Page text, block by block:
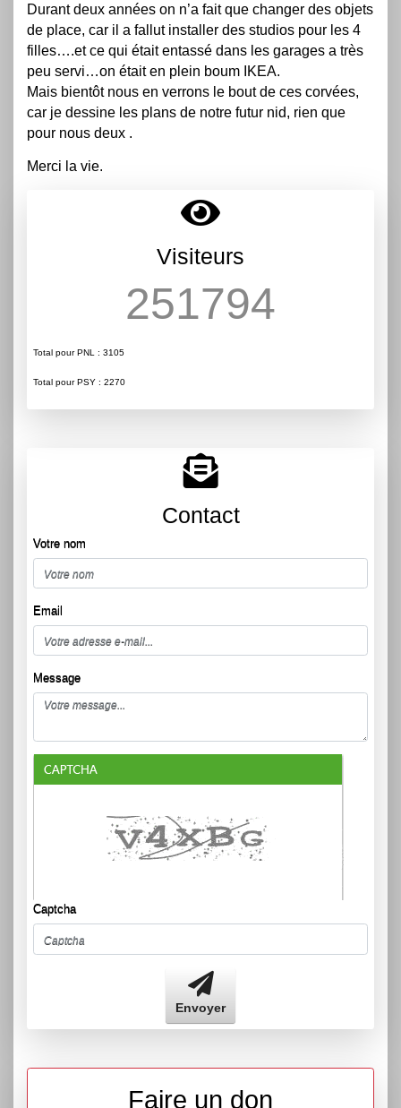
Durant deux années on n’a fait que changer des objets
de place, car il a fallut installer des studios pour les 4
filles….et ce qui était entassé dans les garages a très
peu servi…on était en plein boum IKEA.
Mais bientôt nous en verrons le bout de ces corvées,
car je dessine les plans de notre futur nid, rien que
pour nous deux .
Merci la vie.
Visiteurs
251794
Total pour PNL : 3105
Total pour PSY : 2270
Contact
Votre nom
Email
Message
Captcha
Envoyer
Faire un don